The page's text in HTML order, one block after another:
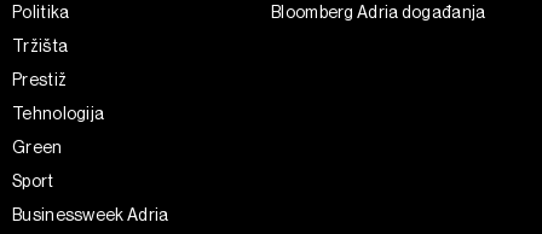
Politika
Tržišta
Prestiž
Tehnologija
Green
Sport
Businessweek Adria
Bloomberg Adria događanja